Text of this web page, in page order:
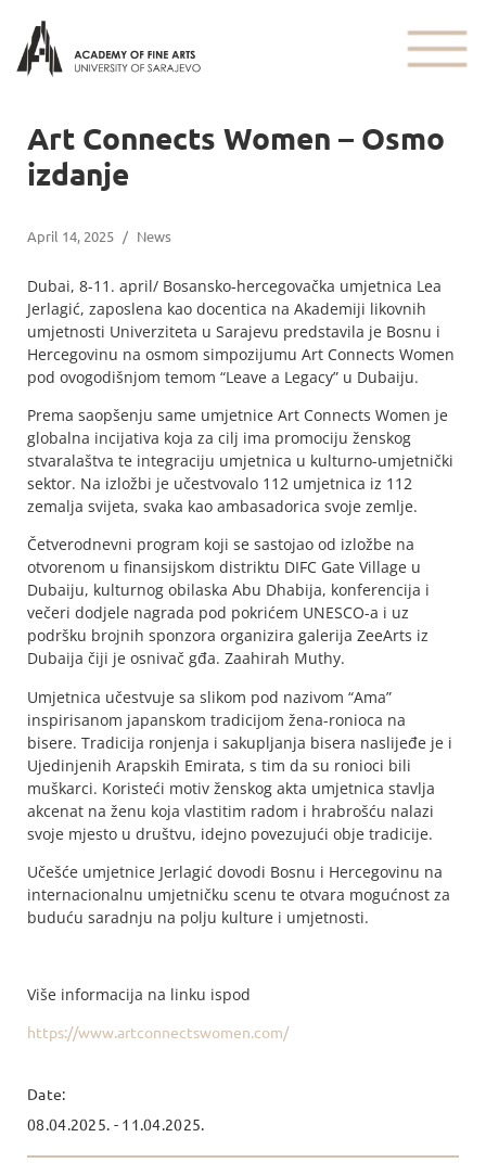
Art Connects Women – Osmo
izdanje
April 14, 2025 / News
Dubai, 8-11. april/ Bosansko-hercegovačka umjetnica Lea
Jerlagić, zaposlena kao docentica na Akademiji likovnih
umjetnosti Univerziteta u Sarajevu predstavila je Bosnu i
Hercegovinu na osmom simpozijumu Art Connects Women
pod ovogodišnjom temom “Leave a Legacy” u Dubaiju.
Prema saopšenju same umjetnice Art Connects Women je
globalna incijativa koja za cilj ima promociju ženskog
stvaralaštva te integraciju umjetnica u kulturno-umjetnički
sektor. Na izložbi je učestvovalo 112 umjetnica iz 112
zemalja svijeta, svaka kao ambasadorica svoje zemlje.
Četverodnevni program koji se sastojao od izložbe na
otvorenom u finansijskom distriktu DIFC Gate Village u
Dubaiju, kulturnog obilaska Abu Dhabija, konferencija i
večeri dodjele nagrada pod pokrićem UNESCO-a i uz
podršku brojnih sponzora organizira galerija ZeeArts iz
Dubaija čiji je osnivač gđa. Zaahirah Muthy.
Umjetnica učestvuje sa slikom pod nazivom “Ama”
inspirisanom japanskom tradicijom žena-ronioca na
bisere. Tradicija ronjenja i sakupljanja bisera naslijeđe je i
Ujedinjenih Arapskih Emirata, s tim da su ronioci bili
muškarci. Koristeći motiv ženskog akta umjetnica stavlja
akcenat na ženu koja vlastitim radom i hrabrošću nalazi
svoje mjesto u društvu, idejno povezujući obje tradicije.
Učešće umjetnice Jerlagić dovodi Bosnu i Hercegovinu na
internacionalnu umjetničku scenu te otvara mogućnost za
buduću saradnju na polju kulture i umjetnosti.
Više informacija na linku ispod
https://www.artconnectswomen.com/
Date:
08.04.2025. - 11.04.2025.